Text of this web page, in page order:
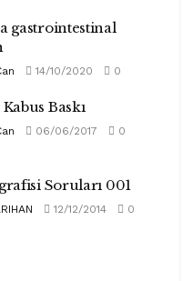
gastrointestinal
14/10/2020 0
Baskı
06/06/2017 0
Soruları 001
12/12/2014 0